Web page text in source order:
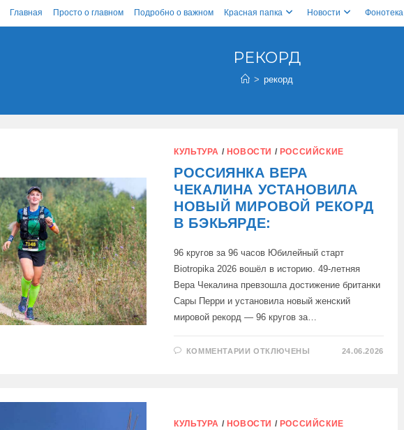
Главная Просто о главном Подробно о важном Красная папка Новости Фонотека
РЕКОРД
> рекорд
КУЛЬТУРА / НОВОСТИ / РОССИЙСКИЕ
РОССИЯНКА ВЕРА
ЧЕКАЛИНА УСТАНОВИЛА
НОВЫЙ МИРОВОЙ РЕКОРД
В БЭКЬЯРДЕ:
96 кругов за 96 часов Юбилейный старт
Biotropika 2026 вошёл в историю. 49-летняя
Вера Чекалина превзошла достижение британки
Сары Перри и установила новый женский
мировой рекорд — 96 кругов за…
КОММЕНТАРИИ К
РЕКОРД
ОТКЛЮЧЕНЫ 24.06.2026
КУЛЬТУРА / НОВОСТИ / РОССИЙСКИЕ